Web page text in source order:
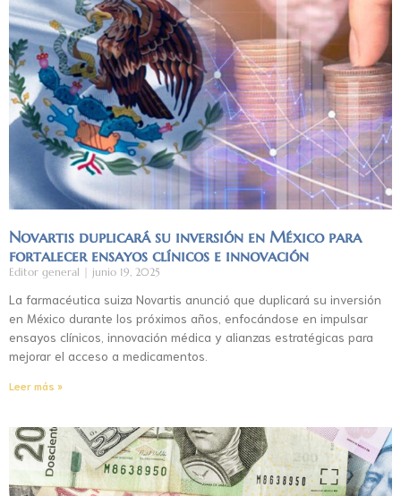
Novartis duplicará su inversión en México para
fortalecer ensayos clínicos e innovación
Editor general junio 19, 2025
La farmacéutica suiza Novartis anunció que duplicará su inversión
en México durante los próximos años, enfocándose en impulsar
ensayos clínicos, innovación médica y alianzas estratégicas para
mejorar el acceso a medicamentos.
Leer más »